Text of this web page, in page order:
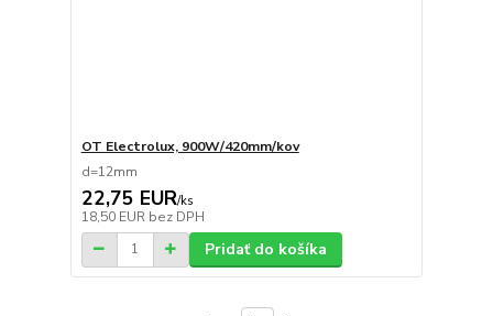
OT Electrolux, 900W/420mm/kov
d=12mm
22,75 EUR/ks
18,50 EUR bez DPH
Pridať do košíka